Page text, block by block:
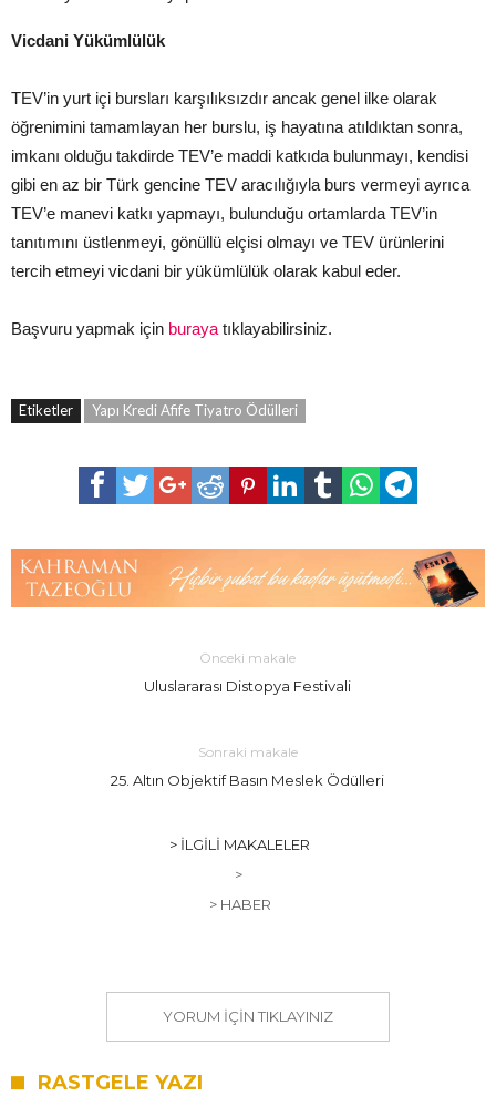
Vicdani Yükümlülük
TEV’in yurt içi bursları karşılıksızdır ancak genel ilke olarak
öğrenimini tamamlayan her burslu, iş hayatına atıldıktan sonra,
imkanı olduğu takdirde TEV’e maddi katkıda bulunmayı, kendisi
gibi en az bir Türk gencine TEV aracılığıyla burs vermeyi ayrıca
TEV’e manevi katkı yapmayı, bulunduğu ortamlarda TEV’in
tanıtımını üstlenmeyi, gönüllü elçisi olmayı ve TEV ürünlerini
tercih etmeyi vicdani bir yükümlülük olarak kabul eder.
Başvuru yapmak için buraya tıklayabilirsiniz.
Etiketler Yapı Kredi Afife Tiyatro Ödülleri
Önceki makale
Uluslararası Distopya Festivali
Sonraki makale
25. Altın Objektif Basın Meslek Ödülleri
> İLGILI MAKALELER
>
> HABER
YORUM IÇIN TIKLAYINIZ
RASTGELE YAZI